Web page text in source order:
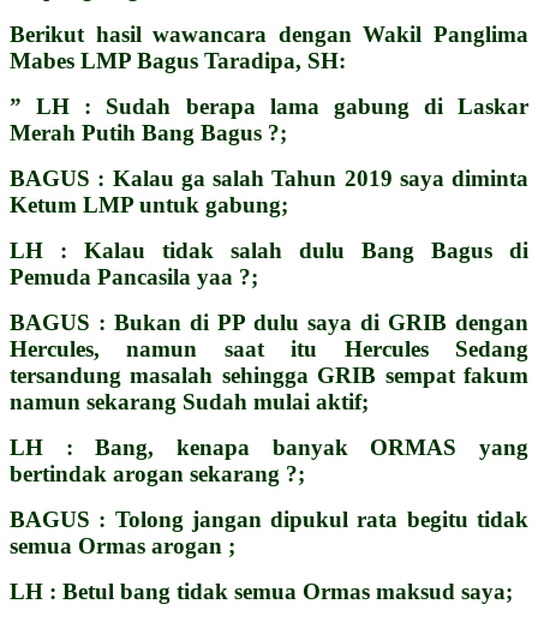
Berikut hasil wawancara dengan Wakil Panglima
Mabes LMP Bagus Taradipa, SH:
” LH : Sudah berapa lama gabung di Laskar
Merah Putih Bang Bagus ?;
BAGUS : Kalau ga salah Tahun 2019 saya diminta
Ketum LMP untuk gabung;
LH : Kalau tidak salah dulu Bang Bagus di
Pemuda Pancasila yaa ?;
BAGUS : Bukan di PP dulu saya di GRIB dengan
Hercules, namun saat itu Hercules Sedang
tersandung masalah sehingga GRIB sempat fakum
namun sekarang Sudah mulai aktif;
LH : Bang, kenapa banyak ORMAS yang
bertindak arogan sekarang ?;
BAGUS : Tolong jangan dipukul rata begitu tidak
semua Ormas arogan ;
LH : Betul bang tidak semua Ormas maksud saya;